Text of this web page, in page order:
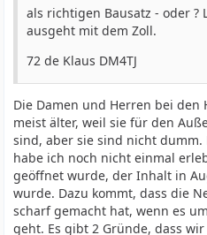
als richtigen Bausatz - oder ?
ausgeht mit dem Zoll.
72 de Klaus DM4TJ
Die Damen und Herren bei
meist älter, weil sie für den
sind, aber sie sind nicht dumm.
habe ich noch nicht einmal
geöffnet wurde, der Inhalt in
wurde. Dazu kommt, dass die
scharf gemacht hat, wenn es
geht. Es gibt 2 Gründe, dass